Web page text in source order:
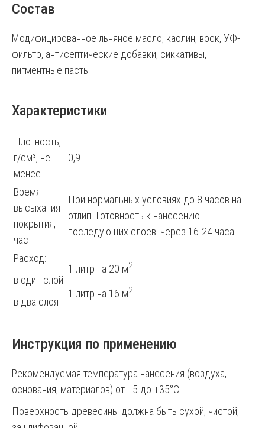
Состав
Модифицированное льняное масло, каолин, воск, УФ-
фильтр, антисептические добавки, сиккативы,
пигментные пасты.
Характеристики
Плотность,
г/см³, не
менее
0,9
Время
высыхания
покрытия,
час
При нормальных условиях до 8 часов на
отлип. Готовность к нанесению
последующих слоев: через 16-24 часа
Расход:
в один слой
в два слоя
1 литр на 20 м2
1 литр на 16 м2
Инструкция по применению
Рекомендуемая температура нанесения (воздуха,
основания, материалов) от +5 до +35°С
Поверхность древесины должна быть сухой, чистой,